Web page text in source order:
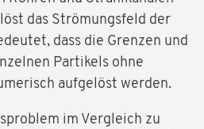
das Strömungsfeld der
dass die Grenzen und
Partikels ohne
aufgelöst werden.
im Vergleich zu